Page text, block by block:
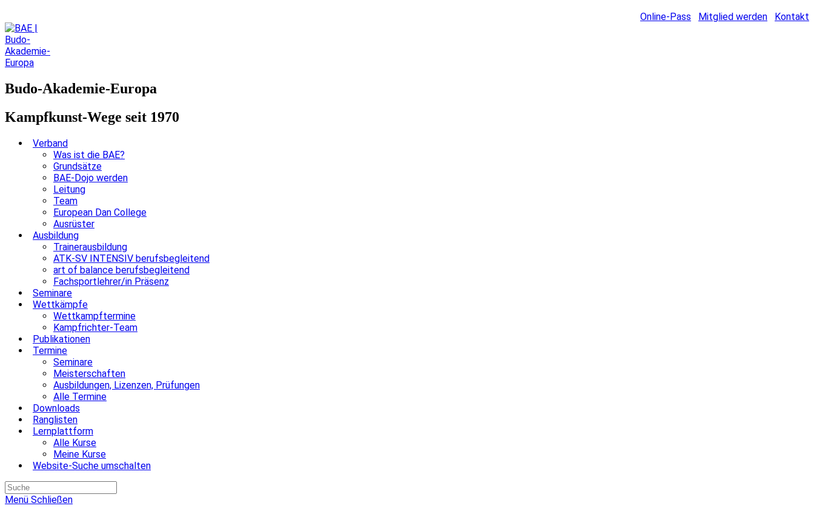
Online-Pass Mitglied werden Kontakt
Budo-Akademie-Europa
Kampfkunst-Wege seit 1970
Verband
Was ist die BAE?
Grundsätze
BAE-Dojo werden
Leitung
Team
European Dan College
Ausrüster
Ausbildung
Trainerausbildung
ATK-SV INTENSIV berufsbegleitend
art of balance berufsbegleitend
Fachsportlehrer/in Präsenz
Seminare
Wettkämpfe
Wettkampftermine
Kampfrichter-Team
Publikationen
Termine
Seminare
Meisterschaften
Ausbildungen, Lizenzen, Prüfungen
Alle Termine
Downloads
Ranglisten
Lernplattform
Alle Kurse
Meine Kurse
Website-Suche umschalten
Menü Schließen